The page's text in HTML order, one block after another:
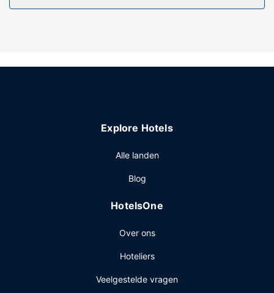
Explore Hotels
Alle landen
Blog
HotelsOne
Over ons
Hoteliers
Veelgestelde vragen